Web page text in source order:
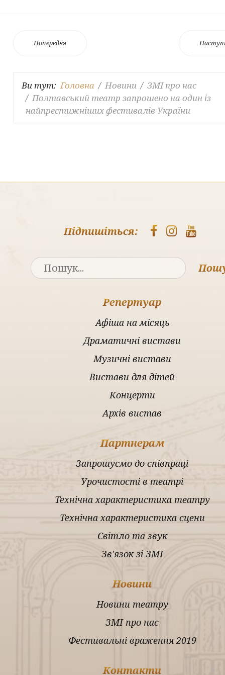
Попередня
Ви тут:Головна Новини
ЗМІ про нас
Полтавський театр запрошено на один із
найпрестижніших фестивалів України
Підпишіться:
Репертуар
Афіша на місяць
Драматичні вистави
Музичні вистави
Вистави для дітей
Концерти
Архів вистав
Партнерам
Запрошуємо до співпраці
Урочистості в театрі
Технічна характеристика театру
Технічна характеристика сцени
Світло та звук
Зв'язок зі ЗМІ
Новини
Новини театру
ЗМІ про нас
Фестивальні враження 2019
Контакти